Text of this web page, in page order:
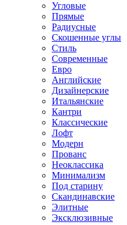
Угловые
Прямые
Радиусные
Скошенные углы
Стиль
Современные
Евро
Английские
Дизайнерские
Итальянские
Кантри
Классические
Лофт
Модерн
Прованс
Неоклассика
Минимализм
Под старину
Скандинавские
Элитные
Эксклюзивные